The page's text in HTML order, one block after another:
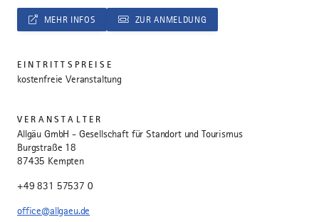
MEHR INFOS ZUR ANMELDUNG
EINTRITTSPREISE
kostenfreie Veranstaltung
VERANSTALTER
Allgäu GmbH - Gesellschaft für Standort und Tourismus
Burgstraße 18
87435 Kempten
+49 831 57537 0
office@allgaeu.de